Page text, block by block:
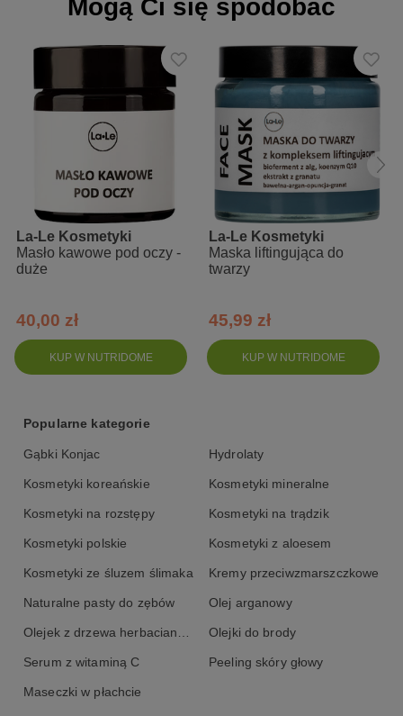
Skład INCI:
Aqua, Linum Usitatissimum Seed Oil, Punica Granatum Seed Oil,
Solanum Lycopersicum Seed Oil, Cetearyl Olivate, Sorbian
Olivate, Glycerin, Benzyl Alcohol, Panthenol, Lactobacillus/Acerola
Cherry Ferment, Leuconostoc/Radish Root Ferment Filtrate,
Trifolium Pratense Flower Extract, Sodium Hyaluronate, Parfum,
Dehydroacetic Acid, Sodium Hyaluronate, Ethylhexylglycerin,
Limonene, Linalool, Coumarin, Eugenol, Geraniol, Citronellol,
Benzyl Benzoate, Citral, Isoeugenol, Bakuchiol
Mogą Ci się spodobać
KUP W NUTRIDOME
La-Le Kosmetyki
Masło kawowe pod oczy -
duże
40,00 zł
KUP W NUTRIDOME
La-Le Kosmetyki
Maska liftingująca do
twarzy
45,99 zł
Popularne kategorie
Gąbki Konjac Hydrolaty
Kosmetyki koreańskie Kosmetyki mineralne
Kosmetyki na rozstępy Kosmetyki na trądzik
Kosmetyki polskie Kosmetyki z aloesem
Kosmetyki ze śluzem ślimaka Kremy przeciwzmarszczkowe
Naturalne pasty do zębów Olej arganowy
Olejek z drzewa herbacianego Olejki do brody
Serum z witaminą C Peeling skóry głowy
Maseczki w płachcie